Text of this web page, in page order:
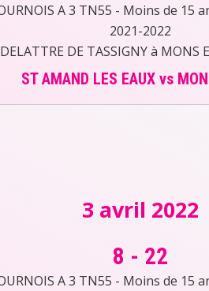
A 3 TN55 - Moins de 15
2021-2022
DELATTRE DE TASSIGNY à MONS
ST AMAND LES EAUX vs
3 avril 2022
8 - 22
A 3 TN55 - Moins de 15